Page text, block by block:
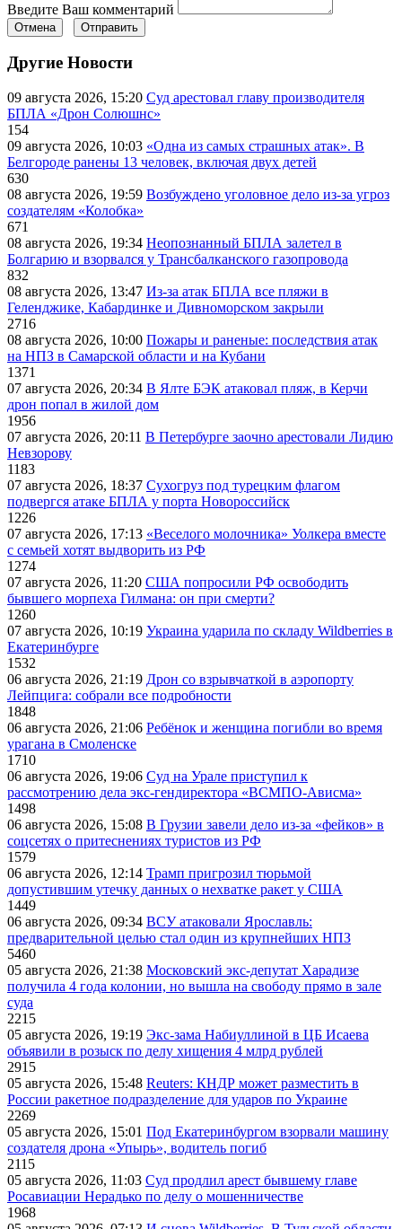
Введите Ваш комментарий
Отмена Отправить
Другие Новости
09 августа 2026, 15:20 Суд арестовал главу производителя
БПЛА «Дрон Солюшнс»
154
09 августа 2026, 10:03 «Одна из самых страшных атак». В
Белгороде ранены 13 человек, включая двух детей
630
08 августа 2026, 19:59 Возбуждено уголовное дело из-за угроз
создателям «Колобка»
671
08 августа 2026, 19:34 Неопознанный БПЛА залетел в
Болгарию и взорвался у Трансбалканского газопровода
832
08 августа 2026, 13:47 Из-за атак БПЛА все пляжи в
Геленджике, Кабардинке и Дивноморском закрыли
2716
08 августа 2026, 10:00 Пожары и раненые: последствия атак
на НПЗ в Самарской области и на Кубани
1371
07 августа 2026, 20:34 В Ялте БЭК атаковал пляж, в Керчи
дрон попал в жилой дом
1956
07 августа 2026, 20:11 В Петербурге заочно арестовали Лидию
Невзорову
1183
07 августа 2026, 18:37 Сухогруз под турецким флагом
подвергся атаке БПЛА у порта Новороссийск
1226
07 августа 2026, 17:13 «Веселого молочника» Уолкера вместе
с семьей хотят выдворить из РФ
1274
07 августа 2026, 11:20 США попросили РФ освободить
бывшего морпеха Гилмана: он при смерти?
1260
07 августа 2026, 10:19 Украина ударила по складу Wildberries в
Екатеринбурге
1532
06 августа 2026, 21:19 Дрон со взрывчаткой в аэропорту
Лейпцига: собрали все подробности
1848
06 августа 2026, 21:06 Ребёнок и женщина погибли во время
урагана в Смоленске
1710
06 августа 2026, 19:06 Суд на Урале приступил к
рассмотрению дела экс-гендиректора «ВСМПО-Ависма»
1498
06 августа 2026, 15:08 В Грузии завели дело из-за «фейков» в
соцсетях о притеснениях туристов из РФ
1579
06 августа 2026, 12:14 Трамп пригрозил тюрьмой
допустившим утечку данных о нехватке ракет у США
1449
06 августа 2026, 09:34 ВСУ атаковали Ярославль:
предварительной целью стал один из крупнейших НПЗ
5460
05 августа 2026, 21:38 Московский экс-депутат Харадизе
получила 4 года колонии, но вышла на свободу прямо в зале
суда
2215
05 августа 2026, 19:19 Экс-зама Набиуллиной в ЦБ Исаева
объявили в розыск по делу хищения 4 млрд рублей
2915
05 августа 2026, 15:48 Reuters: КНДР может разместить в
России ракетное подразделение для ударов по Украине
2269
05 августа 2026, 15:01 Под Екатеринбургом взорвали машину
создателя дрона «Упырь», водитель погиб
2115
05 августа 2026, 11:03 Суд продлил арест бывшему главе
Росавиации Нерадько по делу о мошенничестве
1968